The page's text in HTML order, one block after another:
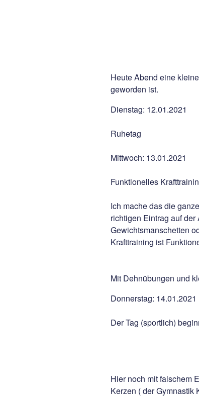
Heute Abend eine
geworden ist.
Dienstag: 12.01.2021
Ruhetag
Mittwoch: 13.01.2021
Funktionelles
Ich mache das die
richtigen Eintrag auf
Gewichtsmanschetten
Krafttraining ist
Mit Dehnübungen und
Donnerstag: 14.01.2021
Der Tag (sportlich)
Hier noch mit falschem
Kerzen ( der Gymnastik